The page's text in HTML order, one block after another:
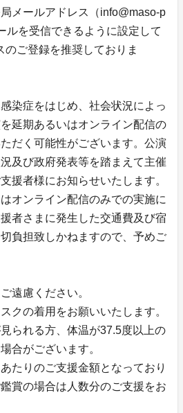
メールアドレス（info@maso-p
ルを受信できるように設定して
のご登録を推奨しておりま
染症をはじめ、社会状況によっ
延期あるいはオンライン配信の
だく可能性がございます。公演
及び政府発表等を踏まえて主催
援者様にお知らせいたします。
オンライン配信のみでの実施に
者さまに発生した交通費及び宿
負担致しかねますので、予めご
遠慮ください。
クの着用をお願いいたします。
られる方、体温が37.5度以上の
合がございます。
たりのご支援金額となっており
賞の場合は人数分のご支援をお